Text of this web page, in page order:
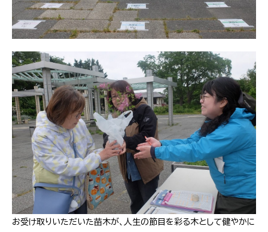
お受け取りいただいた苗木が、人生の節目を彩る木として健やかに